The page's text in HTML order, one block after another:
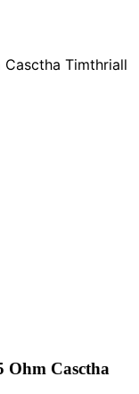
Casctha Timthriall
Ohm Casctha